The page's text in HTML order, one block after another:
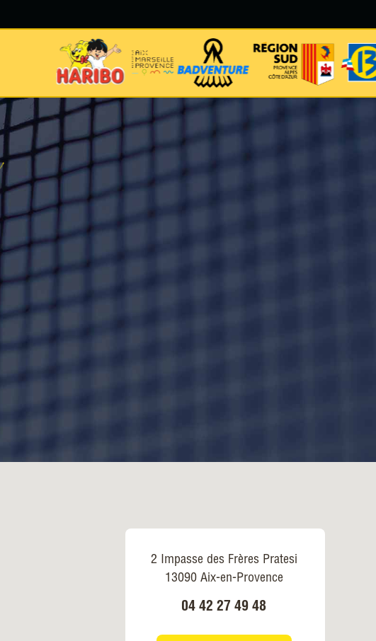
2 Impasse des Frères Pratesi
13090 Aix-en-Provence
04 42 27 49 48